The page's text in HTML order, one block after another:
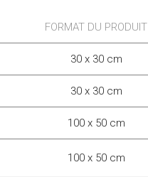
FORMAT DU PRODUIT
30 x 30 cm
30 x 30 cm
100 x 50 cm
100 x 50 cm